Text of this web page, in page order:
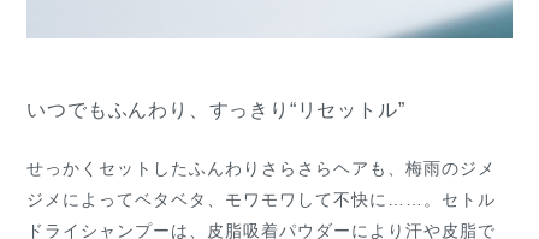
いつでもふんわり、すっきり“リセットル”
せっかくセットしたふんわりさらさらヘアも、梅雨のジメ
ジメによってベタベタ、モワモワして不快に……。セトル
ドライシャンプーは、皮脂吸着パウダーにより汗や皮脂で